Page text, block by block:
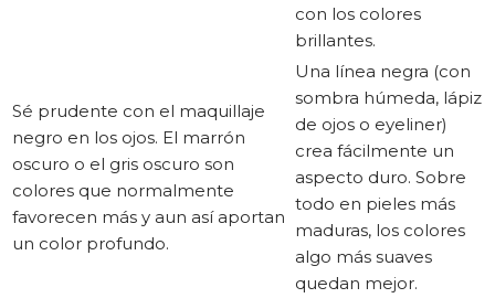
con los colores
brillantes.
Sé prudente con el maquillaje
negro en los ojos. El marrón
oscuro o el gris oscuro son
colores que normalmente
favorecen más y aun así aportan
un color profundo.
Una línea negra (con
sombra húmeda, lápiz
de ojos o eyeliner)
crea fácilmente un
aspecto duro. Sobre
todo en pieles más
maduras, los colores
algo más suaves
quedan mejor.